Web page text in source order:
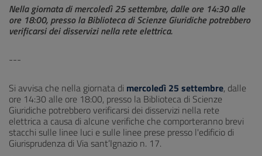
Nella giornata di mercoledì 25 settembre, dalle ore 14:30 alle
ore 18:00, presso la Biblioteca di Scienze Giuridiche potrebbero
verificarsi dei disservizi nella rete elettrica.
---
Si avvisa che nella giornata di mercoledì 25 settembre, dalle
ore 14:30 alle ore 18:00, presso la Biblioteca di Scienze
Giuridiche potrebbero verificarsi dei disservizi nella rete
elettrica a causa di alcune verifiche che comporteranno brevi
stacchi sulle linee luci e sulle linee prese presso l'edificio di
Giurisprudenza di Via sant’Ignazio n. 17.